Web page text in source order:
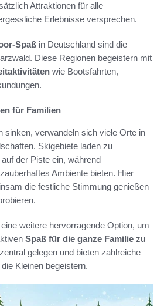
Attraktionen für alle
Erlebnisse versprechen.
Spaß in Deutschland sind die
Diese Regionen begeistern mit
wie Bootsfahrten,
für Familien
sinken, verwandeln sich viele Orte in
Skigebiete laden zu
der Piste ein, während
Ambiente bieten. Hier
die festliche Stimmung genießen
weitere hervorragende Option, um
Spaß für die ganze Familie zu
gelegen und bieten zahlreiche
Kleinen begeistern.